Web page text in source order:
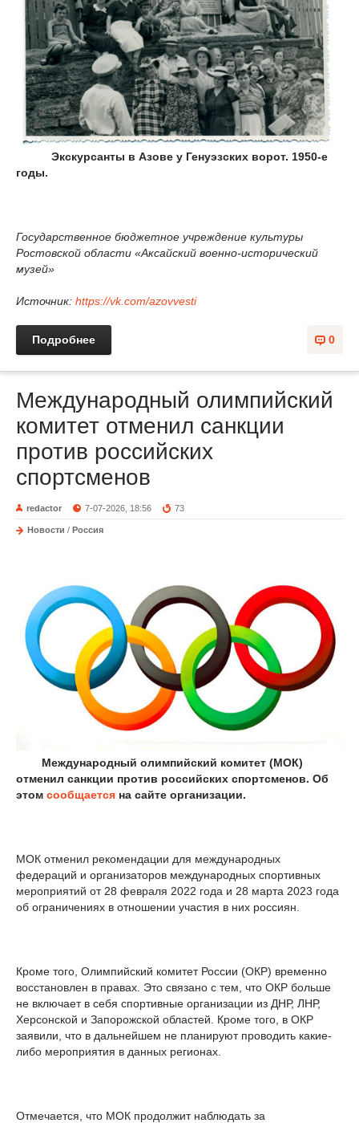
Экскурсанты в Азове у Генуэзских ворот. 1950-е
годы.
Государственное бюджетное учреждение культуры
Ростовской области «Аксайский военно-исторический
музей»
Источник: https://vk.com/azovvesti
0
Подробнее
Международный олимпийский
комитет отменил санкции
против российских
спортсменов
redactor 7-07-2026, 18:56 73
Новости / Россия
Международный олимпийский комитет (МОК)
отменил санкции против российских спортсменов. Об
этом сообщается на сайте организации.
МОК отменил рекомендации для международных
федераций и организаторов международных спортивных
мероприятий от 28 февраля 2022 года и 28 марта 2023 года
об ограничениях в отношении участия в них россиян.
Кроме того, Олимпийский комитет России (ОКР) временно
восстановлен в правах. Это связано с тем, что ОКР больше
не включает в себя спортивные организации из ДНР, ЛНР,
Херсонской и Запорожской областей. Кроме того, в ОКР
заявили, что в дальнейшем не планируют проводить какие-
либо мероприятия в данных регионах.
Отмечается, что МОК продолжит наблюдать за